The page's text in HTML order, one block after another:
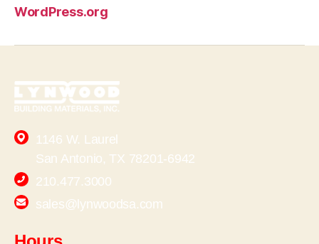
WordPress.org
1146 W. Laurel
San Antonio, TX 78201-6942
210.477.3000
sales@lynwoodsa.com